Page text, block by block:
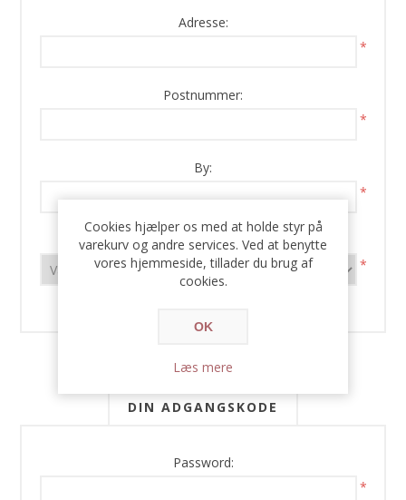
Adresse:
*
Postnummer:
*
By:
*
Land:
*
DIN ADGANGSKODE
Password:
*
Cookies hjælper os med at holde styr på
varekurv og andre services. Ved at benytte
vores hjemmeside, tillader du brug af
cookies.
OK
Læs mere